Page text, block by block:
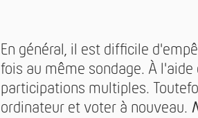
En général, il est difficile
fois au même sondage. À
participations multiples.
ordinateur et voter à nouveau.